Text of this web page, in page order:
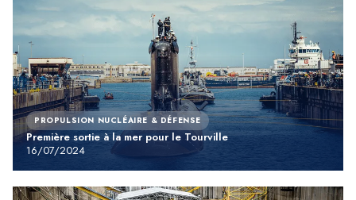
PROPULSION NUCLÉAIRE & DÉFENSE
Première sortie à la mer pour le Tourville
16/07/2024